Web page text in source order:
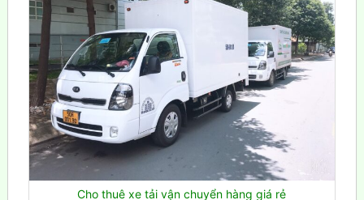
Cho thuê xe tải vận chuyển hàng giá rẻ